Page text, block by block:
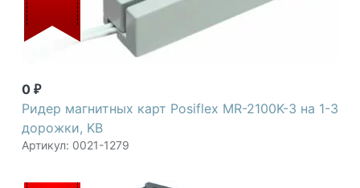
0 ₽
Ридер магнитных карт Posiflex MR-2100K-3 на 1-3
дорожки, KB
Артикул: 0021-1279